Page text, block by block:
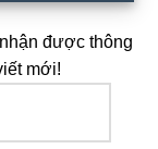
được thông
mới!